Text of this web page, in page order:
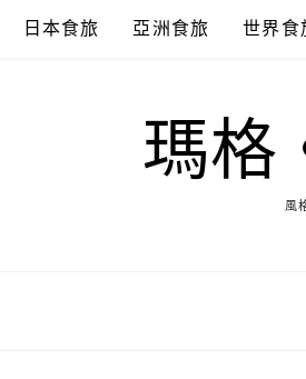
日本食旅 亞洲食旅 世界食
瑪格
風